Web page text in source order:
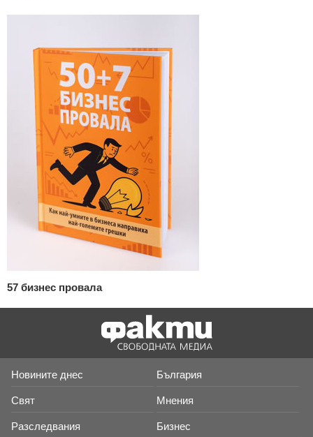
57 бизнес провала
Новините днес България
Свят Мнения
Разследвания Бизнес